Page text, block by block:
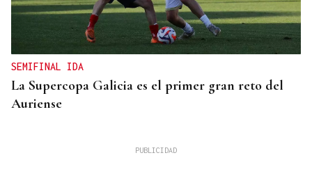
SEMIFINAL IDA
La Supercopa Galicia es el primer gran reto del
Auriense